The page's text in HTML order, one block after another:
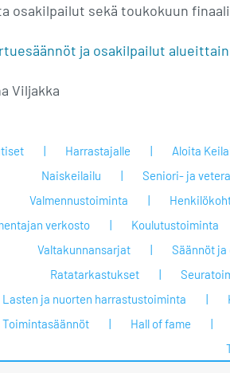
osakilpailut sekä toukokuun
ja osakilpailut alueittain
Viljakka
Harrastajalle Aloita
Naiskeilailu
Seniori- ja
Valmennustoiminta
verkosto
Koulutustoiminta
Valtakunnansarjat
Säännöt
Ratatarkastukset
Lasten ja nuorten harrastustoiminta
Toimintasäännöt
Hall of fame